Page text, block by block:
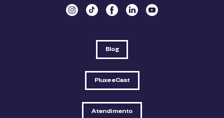
Blog
PluxeeCast
Atendimento